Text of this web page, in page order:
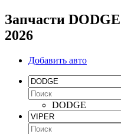
Запчасти
2026
Добавить авто
DODGE